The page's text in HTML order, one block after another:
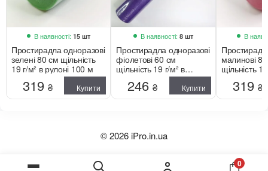
В наявності: 15 шт
Простирадла одноразові
зелені 80 см щільність
19 г/м² в рулоні 100 м
319 ₴ Купити
В наявності: 8 шт
Простирадла одноразові
фіолетові 60 см
щільність 19 г/м² в
246₴ Купити
В
малинові
щільність
319 ₴
0
© 2026 iPro.in.ua